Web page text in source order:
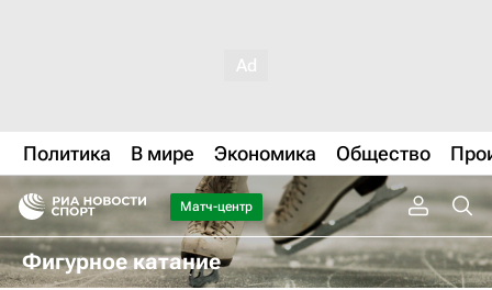
Политика В мире Экономика Общество
Матч-центр
Фигурное катание